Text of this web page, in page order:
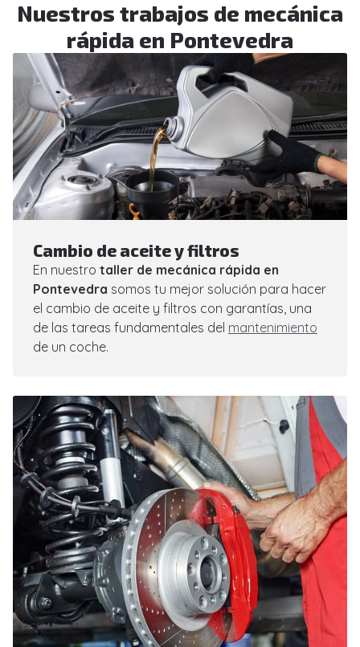
Nuestros trabajos de mecánica
rápida en Pontevedra
Cambio de aceite y filtros
En nuestro taller de mecánica rápida en
Pontevedra somos tu mejor solución para hacer
el cambio de aceite y filtros con garantías, una
de las tareas fundamentales del mantenimiento
de un coche.